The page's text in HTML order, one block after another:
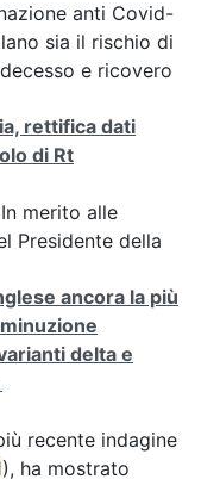
anti Covid-
sia il rischio di
e ricovero
rettifica dati
di Rt
merito alle
Presidente della
ancora la più
delta e
recente indagine
), ha mostrato